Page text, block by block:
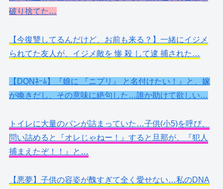
破り捨てた…
【今復讐してるんだけど、お前も来る？】一緒にイジメ
られてた友人が、イジメ敵を 惨 殺 して逮 捕された…
【DQNﾈｰﾑ】『娘に 『ニプリ』 と名付けたい！』と、嫁
が喚きだし、その意味に絶句した…誰か助けて欲しい…
トイレに大量のパンが詰まっていた…子供(小5)を呼び、
問い詰めると『オレじゃねー！』すると旦那が、『犯人
捕まえたぞ！！』と…
【悪夢】子供の容姿が醜すぎて全く愛せない…私のDNA